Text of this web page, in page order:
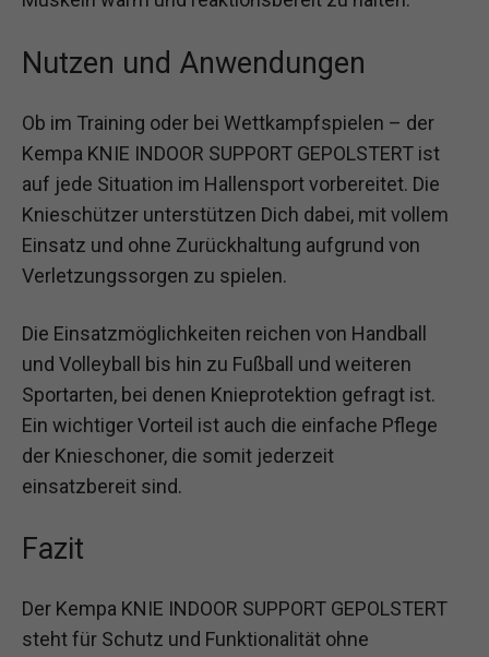
Nutzen und Anwendungen
Ob im Training oder bei Wettkampfspielen – der
Kempa KNIE INDOOR SUPPORT GEPOLSTERT ist
auf jede Situation im Hallensport vorbereitet. Die
Knieschützer unterstützen Dich dabei, mit vollem
Einsatz und ohne Zurückhaltung aufgrund von
Verletzungssorgen zu spielen.
Die Einsatzmöglichkeiten reichen von Handball
und Volleyball bis hin zu Fußball und weiteren
Sportarten, bei denen Knieprotektion gefragt ist.
Ein wichtiger Vorteil ist auch die einfache Pflege
der Knieschoner, die somit jederzeit
einsatzbereit sind.
Fazit
Der Kempa KNIE INDOOR SUPPORT GEPOLSTERT
steht für Schutz und Funktionalität ohne